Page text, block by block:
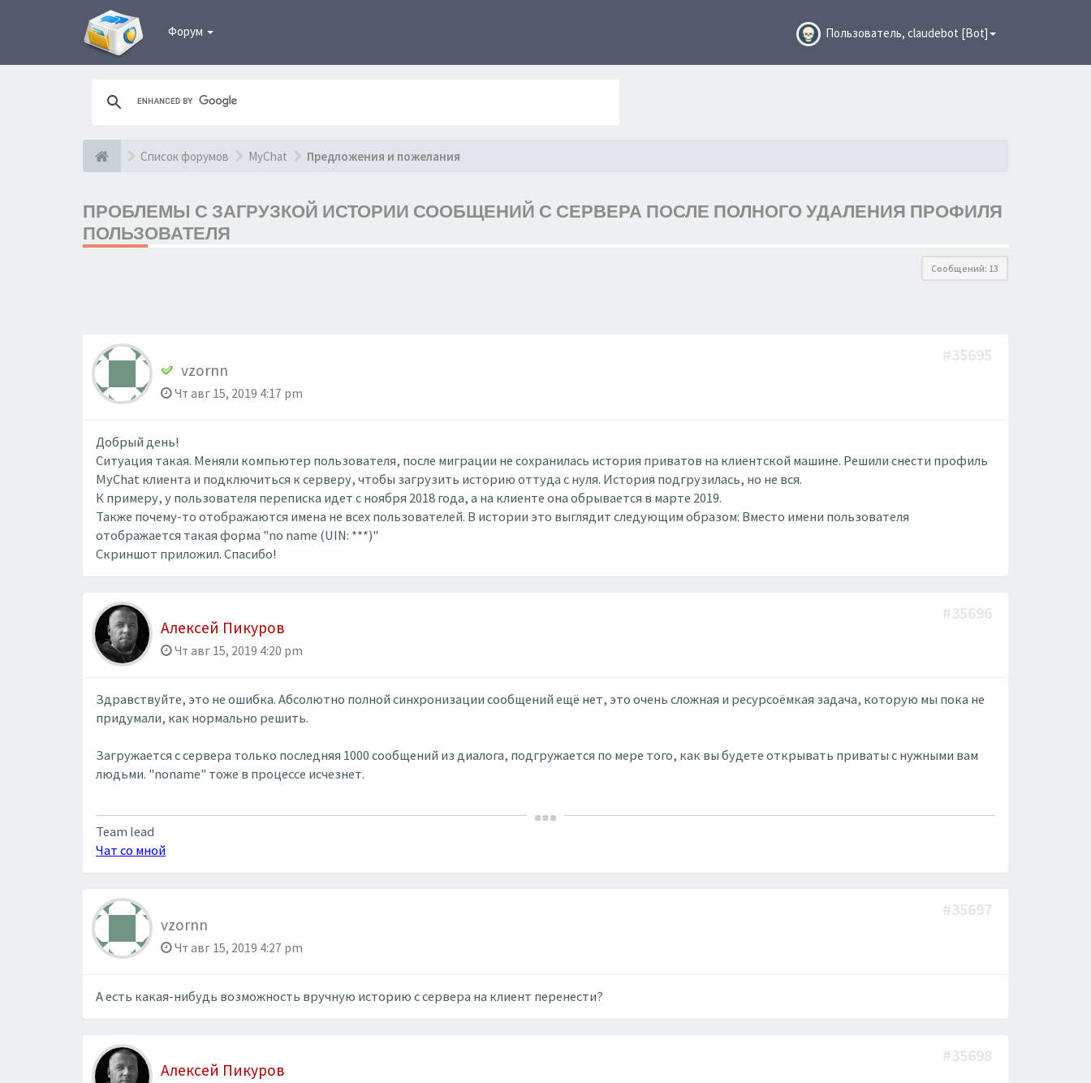
Форум Пользователь, claudebot [Bot]
Список форумов MyChat Предложения и пожелания
ПРОБЛЕМЫ С ЗАГРУЗКОЙ ИСТОРИИ СООБЩЕНИЙ С СЕРВЕРА ПОСЛЕ ПОЛНОГО УДАЛЕНИЯ ПРОФИЛЯ
ПОЛЬЗОВАТЕЛЯ
Сообщений: 13
vzornn
Чт авг 15, 2019 4:17 pm
#35695
Добрый день!
Ситуация такая. Меняли компьютер пользователя, после миграции не сохранилась история приватов на клиентской машине. Решили снести профиль
MyChat клиента и подключиться к серверу, чтобы загрузить историю оттуда с нуля. История подгрузилась, но не вся.
К примеру, у пользователя переписка идет с ноября 2018 года, а на клиенте она обрывается в марте 2019.
Также почему-то отображаются имена не всех пользователей. В истории это выглядит следующим образом: Вместо имени пользователя
отображается такая форма "no name (UIN: ***)"
Скриншот приложил. Спасибо!
Алексей Пикуров
Чт авг 15, 2019 4:20 pm
#35696
Здравствуйте, это не ошибка. Абсолютно полной синхронизации сообщений ещё нет, это очень сложная и ресурсоёмкая задача, которую мы пока не
придумали, как нормально решить.
Загружается с сервера только последняя 1000 сообщений из диалога, подгружается по мере того, как вы будете открывать приваты с нужными вам
людьми. "noname" тоже в процессе исчезнет.
Team lead
Чат со мной
vzornn
Чт авг 15, 2019 4:27 pm
#35697
А есть какая-нибудь возможность вручную историю с сервера на клиент перенести?
Алексей Пикуров
#35698